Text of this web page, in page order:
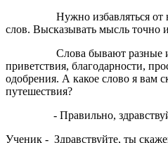
Нужно избавляться от
слов. Высказывать мысль точно
Слова бывают разные и по
приветствия, благодарности,
одобрения. А какое слово я вам
путешествия?
- Правильно,
Ученик - Здравствуйте, ты